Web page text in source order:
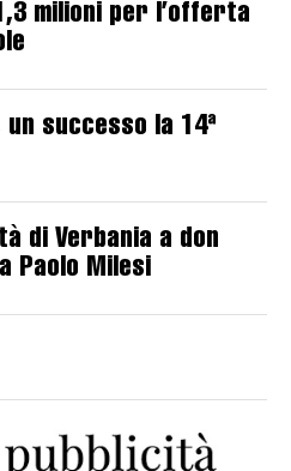
milioni per l’offerta
successo la 14ª
di Verbania a don
Paolo Milesi